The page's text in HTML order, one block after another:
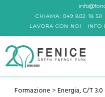
CHIAMA: 049 802 18 50
LAVORA CON NOI
INFO
Formazione >Energia, C/T